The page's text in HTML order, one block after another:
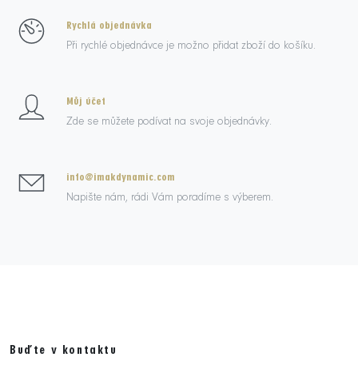
Rychlá objednávka
Při rychlé objednávce je možno přidat zboží do košíku.
Můj účet
Zde se můžete podívat na svoje objednávky.
info@imakdynamic.com
Napište nám, rádi Vám poradíme s výberem.
Buďte v kontaktu